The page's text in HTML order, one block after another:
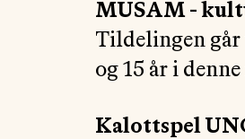
MUSAM -
Tildelingen
og 15 år i
Kalottspel